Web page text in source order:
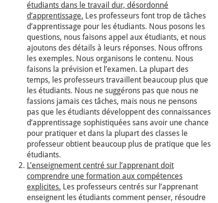
étudiants dans le travail dur, désordonné
d’apprentissage. Les professeurs font trop de tâches
d’apprentissage pour les étudiants. Nous posons les
questions, nous faisons appel aux étudiants, et nous
ajoutons des détails à leurs réponses. Nous offrons
les exemples. Nous organisons le contenu. Nous
faisons la prévision et l’examen. La plupart des
temps, les professeurs travaillent beaucoup plus que
les étudiants. Nous ne suggérons pas que nous ne
fassions jamais ces tâches, mais nous ne pensons
pas que les étudiants développent des connaissances
d’apprentissage sophistiquées sans avoir une chance
pour pratiquer et dans la plupart des classes le
professeur obtient beaucoup plus de pratique que les
étudiants.
L’enseignement centré sur l’apprenant doit
comprendre une formation aux compétences
explicites. Les professeurs centrés sur l’apprenant
enseignent les étudiants comment penser, résoudre